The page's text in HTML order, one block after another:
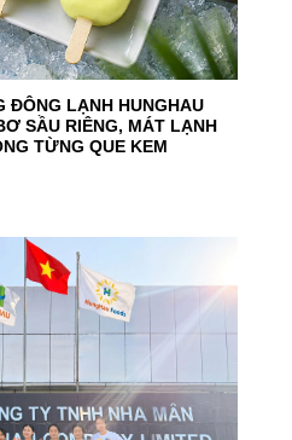
ĐÔNG LẠNH HUNGHAU
SẦU RIÊNG, MÁT LẠNH
TỪNG QUE KEM